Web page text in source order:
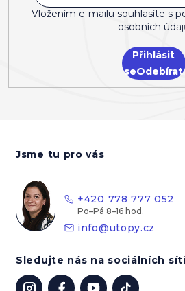
Vložením e-mailu souhlasíte s
osobních
Přihlásit
se
Jsme tu pro vás
+420 778 777 052
info@utopy.cz
Sledujte nás na sociálních